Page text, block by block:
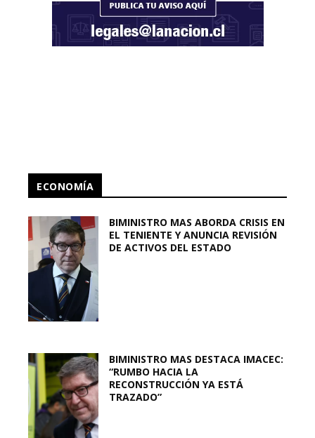
ECONOMÍA
BIMINISTRO MAS ABORDA CRISIS EN
EL TENIENTE Y ANUNCIA REVISIÓN
DE ACTIVOS DEL ESTADO
BIMINISTRO MAS DESTACA IMACEC:
“RUMBO HACIA LA
RECONSTRUCCIÓN YA ESTÁ
TRAZADO”